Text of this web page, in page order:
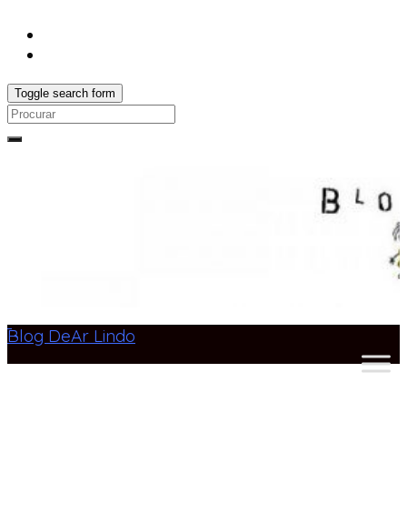
Toggle search form
Search
Blog DeAr Lindo